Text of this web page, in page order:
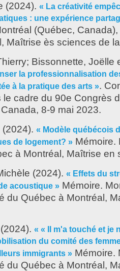
(2024). « La créativité
: une expérience
(Québec,
Maîtrise ès sciences de
; Bissonnette, Joëlle
la professionnalisation
à la pratique des arts ».
cadre du 90e Congrès
8-9 mai 2023.
(2024). « Modèle québécois
de logement? » Mémoire.
à Montréal, Maîtrise en
(2024). « Effets du
acoustique » Mémoire.
du Québec à Montréal,
(2024). « « Il m'a touché et je
du comité des
immigrants » Mémoire.
du Québec à Montréal,